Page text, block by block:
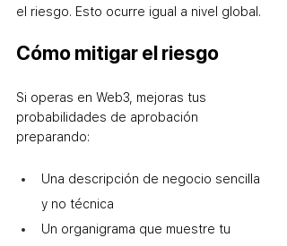
el riesgo. Esto ocurre igual a nivel global.
Cómo mitigar el riesgo
Si operas en Web3, mejoras tus
probabilidades de aprobación
preparando:
Una descripción de negocio sencilla
y no técnica
Un organigrama que muestre tu